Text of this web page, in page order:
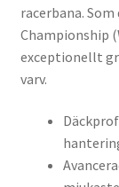
racerbana.
Championship
exceptionellt
varv.